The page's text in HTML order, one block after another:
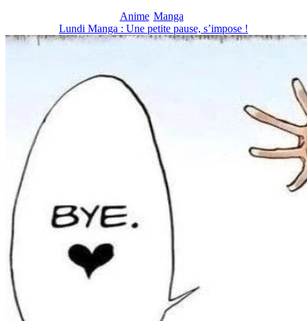
Anime Manga
Lundi Manga : Une petite pause, s’impose !